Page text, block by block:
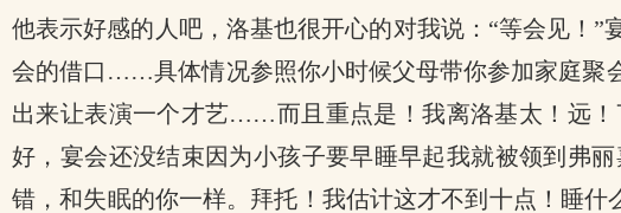
他表示好感的人吧，洛基也很开心的对我说：“等会见
会的借口……具体情况参照你小时候父母带你参加家庭聚
出来让表演一个才艺……而且重点是！我离洛基太！远
好，宴会还没结束因为小孩子要早睡早起我就被领到弗
错，和失眠的你一样。拜托！我估计这才不到十点！睡